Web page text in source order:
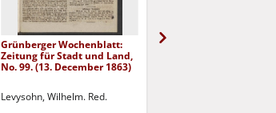
Grünberger Wochenblatt:
Zeitung für Stadt und Land,
No. 99. (13. December 1863)
Levysohn, Wilhelm. Red.